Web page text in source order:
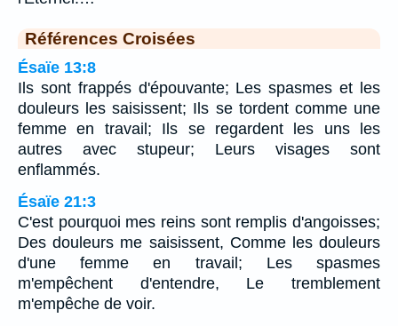
Références Croisées
Ésaïe 13:8
Ils sont frappés d'épouvante; Les spasmes et les
douleurs les saisissent; Ils se tordent comme une
femme en travail; Ils se regardent les uns les
autres avec stupeur; Leurs visages sont
enflammés.
Ésaïe 21:3
C'est pourquoi mes reins sont remplis d'angoisses;
Des douleurs me saisissent, Comme les douleurs
d'une femme en travail; Les spasmes
m'empêchent d'entendre, Le tremblement
m'empêche de voir.